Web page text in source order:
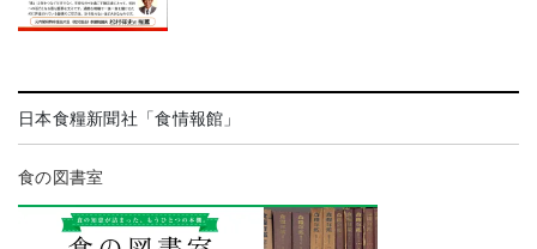
日本食糧新聞社「食情報館」
食の図書室